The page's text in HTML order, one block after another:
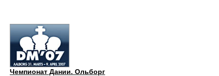
Чемпионат Дании. Ольборг